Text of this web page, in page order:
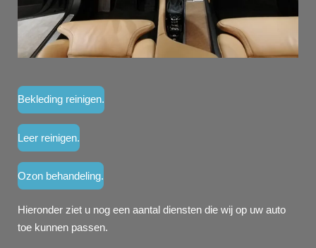
Bekleding reinigen.
Leer reinigen.
Ozon behandeling.
Hieronder ziet u nog een aantal diensten die wij op uw auto
toe kunnen passen.